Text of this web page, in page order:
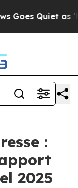
Quiet as
:
2025